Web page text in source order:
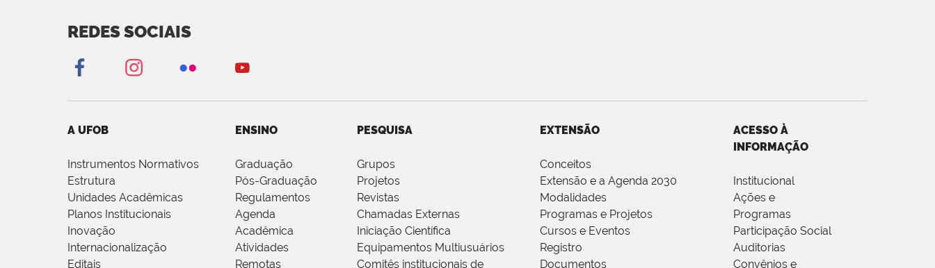
REDES SOCIAIS
A UFOB
Instrumentos Normativos
Estrutura
Unidades Acadêmicas
Planos Institucionais
Inovação
Internacionalização
Editais
ENSINO
Graduação
Pós-Graduação
Regulamentos
Agenda
Acadêmica
Atividades
Remotas
PESQUISA
Grupos
Projetos
Revistas
Chamadas Externas
Iniciação Científica
Equipamentos Multiusuários
Comitês institucionais de
EXTENSÃO
Conceitos
Extensão e a Agenda 2030
Modalidades
Programas e Projetos
Cursos e Eventos
Registro
Documentos
ACESSO À
INFORMAÇÃO
Institucional
Ações e
Programas
Participação Social
Auditorias
Convênios e